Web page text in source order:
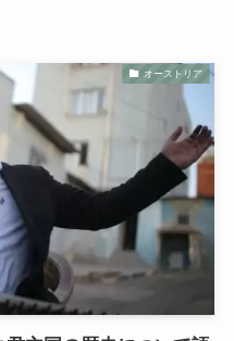
オーストリア